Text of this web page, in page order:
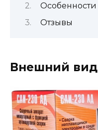
Особенности
Отзывы
Внешний вид